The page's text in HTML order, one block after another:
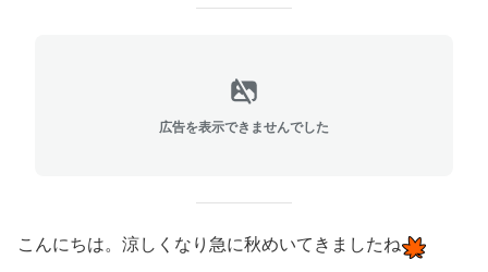
広告を表示できませんでした
こんにちは。涼しくなり急に秋めいてきましたね